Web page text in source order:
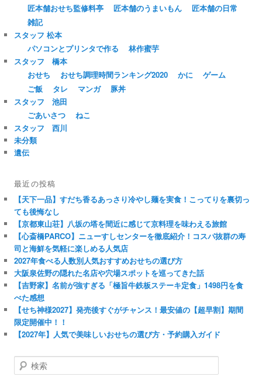
匠本舗おせち監修料亭
匠本舗のうまいもん
匠本舗の日常
雑記
スタッフ 松本
パソコンとプリンタで作る
林作蜜芋
スタッフ 橋本
おせち
おせち調理時間ランキング2020 かに
ゲーム
ご飯
タレ マンガ
豚丼
スタッフ 池田
ごあいさつ
ねこ
スタッフ 西川
未分類
遺伝
最近の投稿
【天下一品】すだち香るあっさり冷やし麺を実食！こってりを裏切っ
ても後悔なし
【京都東山荘】八坂の塔を間近に感じて京料理を味わえる旅館
【心斎橋PARCO】ニューすしセンターを徹底紹介！コスパ抜群の寿
司と海鮮を気軽に楽しめる人気店
2027年食べる人数別人気おすすめおせちの選び方
大阪泉佐野の隠れた名店や穴場スポットを巡ってきた話
【吉野家】名前が強すぎる「極旨牛鉄板ステーキ定食」1498円を食
べた感想
【せち神様2027】発売後すぐがチャンス！最安値の【超早割】期間
限定開催中！！
【2027年】人気で美味しいおせちの選び方・予約購入ガイド
検
索